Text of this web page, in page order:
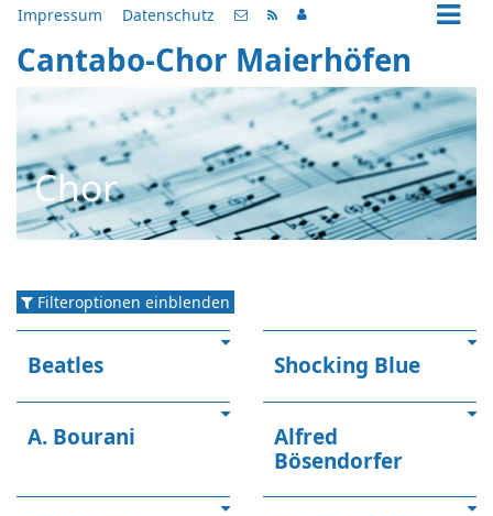
Impressum Datenschutz
Cantabo-Chor Maierhöfen
Chor
Filteroptionen einblenden
Beatles Shocking Blue
A. Bourani
Alfred
Bösendorfer